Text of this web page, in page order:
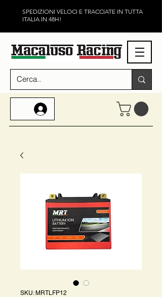
SPEDIZIONI VELOCI E TRACCIATE IN TUTTA
ITALIA IN 48H!
SKU: MRTLFP12